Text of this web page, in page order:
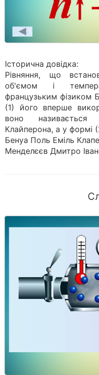
Історична довідка:
Рівняння, що
об'ємом і
французьким фізиком
(1) його вперше
воно
Клайперона, а у формі
Бенуа Поль Еміль
Менделєєв Дмитро